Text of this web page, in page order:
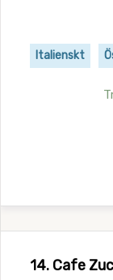
Italienskt
14. Cafe